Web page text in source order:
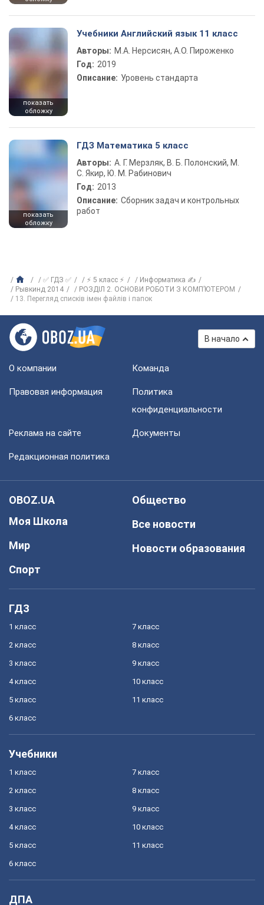
показать
обложку
Учебники Английский язык 11 класс
Авторы: М.А. Нерсисян, А.О. Пироженко
Год: 2019
Описание: Уровень стандарта
показать
обложку
ГДЗ Математика 5 класс
Авторы: А. Г. Мерзляк, В. Б. Полонский, М.
С. Якир, Ю. М. Рабинович
Год: 2013
Описание: Сборник задач и контрольных
работ
✅ ГДЗ ✅ ⚡ 5 класс ⚡
Информатика ✍
Рывкинд 2014
РОЗДІЛ 2. ОСНОВИ РОБОТИ З КОМП’ЮТЕРОМ
13. Перегляд списків імен файлів і папок
В начало
О компании Команда
Правовая информация
Политика
конфиденциальности
Реклама на сайте Документы
Редакционная политика
OBOZ.UA
Моя Школа
Мир
Спорт
Общество
Все новости
Новости образования
ГДЗ
1 класс
2 класс
3 класс
4 класс
5 класс
6 класс
7 класс
8 класс
9 класс
10 класс
11 класс
Учебники
1 класс
2 класс
3 класс
4 класс
5 класс
6 класс
7 класс
8 класс
9 класс
10 класс
11 класс
ДПА